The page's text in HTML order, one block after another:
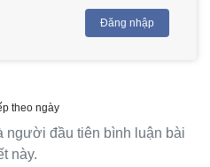
Đăng nhập
theo ngày
người đầu tiên bình luận bài
này.